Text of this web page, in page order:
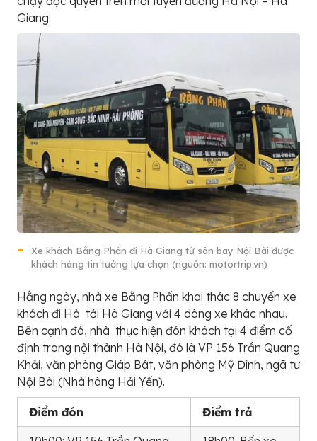
Giang.
Xe khách Bằng Phấn đi Hà Giang từ sân bay Nội Bài được
khách hàng tin tưởng lựa chọn (nguồn: motortrip.vn)
Hằng ngày, nhà xe Bằng Phấn khai thác 8 chuyến xe
khách đi Hà tới Hà Giang với 4 dòng xe khác nhau.
Bên cạnh đó, nhà thực hiện đón khách tại 4 điểm cố
định trong nội thành Hà Nội, đó là VP 156 Trần Quang
Khải, văn phòng Giáp Bát, văn phòng Mỹ Đình, ngã tư
Nội Bài (Nhà hàng Hải Yến).
Điểm đón Điểm trả